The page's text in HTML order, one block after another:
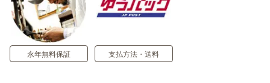
永年無料保証 支払方法・送料